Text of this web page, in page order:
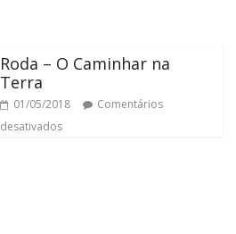
Roda – O Caminhar na
Terra
01/05/2018
Comentários
desativados